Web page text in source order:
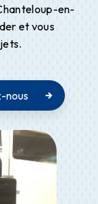
en-
et vous
nous